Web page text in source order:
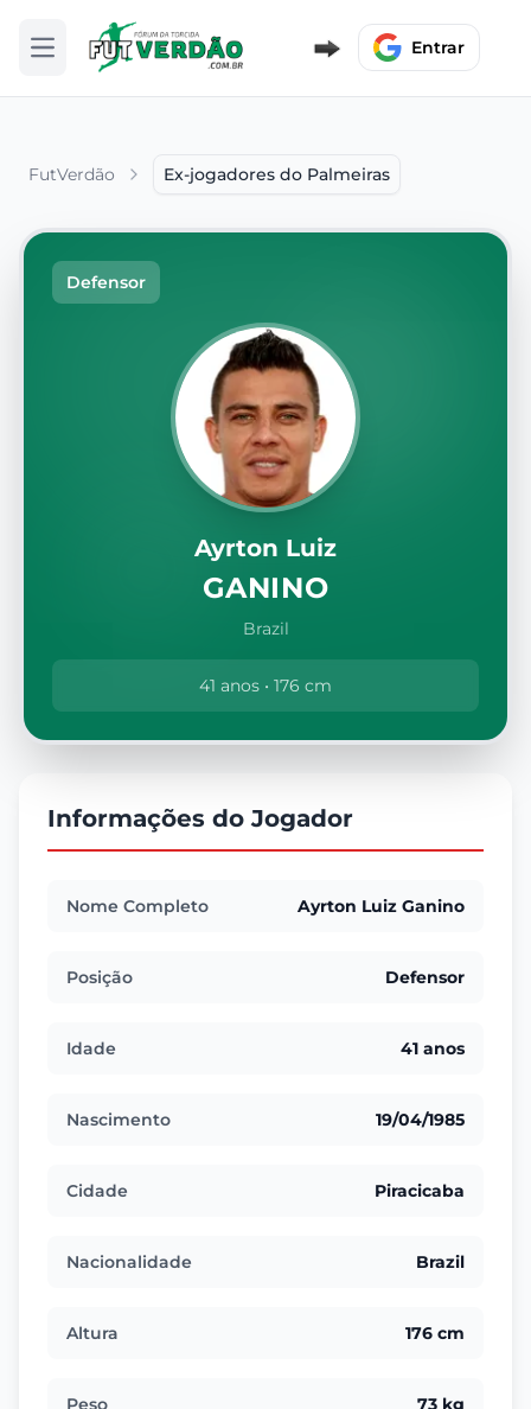
Abrir menu Entrar
FutVerdão Ex-jogadores do Palmeiras
Defensor
Ayrton Luiz
GANINO
Brazil
41 anos • 176 cm
Informações do Jogador
Nome Completo Ayrton Luiz Ganino
Posição Defensor
Idade 41 anos
Nascimento 19/04/1985
Cidade Piracicaba
Nacionalidade Brazil
Altura 176 cm
Peso 73 kg